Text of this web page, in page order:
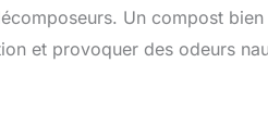
Un compost
et provoquer des odeurs